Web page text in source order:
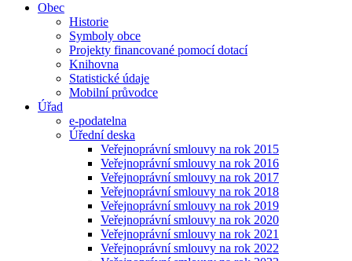
Obec
Historie
Symboly obce
Projekty financované pomocí dotací
Knihovna
Statistické údaje
Mobilní průvodce
Úřad
e-podatelna
Úřední deska
Veřejnoprávní smlouvy na rok 2015
Veřejnoprávní smlouvy na rok 2016
Veřejnoprávní smlouvy na rok 2017
Veřejnoprávní smlouvy na rok 2018
Veřejnoprávní smlouvy na rok 2019
Veřejnoprávní smlouvy na rok 2020
Veřejnoprávní smlouvy na rok 2021
Veřejnoprávní smlouvy na rok 2022